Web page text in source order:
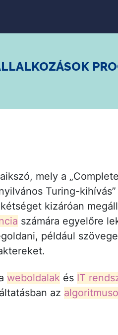
mely a
Turing-
kizáróan
számára egyelőre
például
weboldalakés IT
az